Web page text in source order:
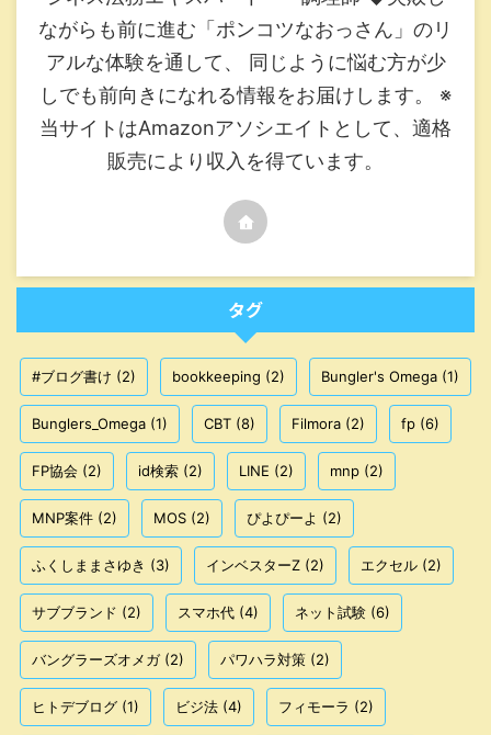
ながらも前に進む「ポンコツなおっさん」のリ
アルな体験を通して、 同じように悩む方が少
しでも前向きになれる情報をお届けします。 ※
当サイトはAmazonアソシエイトとして、適格
販売により収入を得ています。
タグ
#ブログ書け (2) bookkeeping (2) Bungler's Omega (1)
Bunglers_Omega (1) CBT (8) Filmora (2) fp (6)
FP協会 (2) id検索 (2) LINE (2) mnp (2)
MNP案件 (2) MOS (2) ぴよぴーよ (2)
ふくしままさゆき (3) インベスターZ (2) エクセル (2)
サブブランド (2) スマホ代 (4) ネット試験 (6)
バングラーズオメガ(2) パワハラ対策 (2)
ヒトデブログ (1) ビジ法 (4) フィモーラ (2)